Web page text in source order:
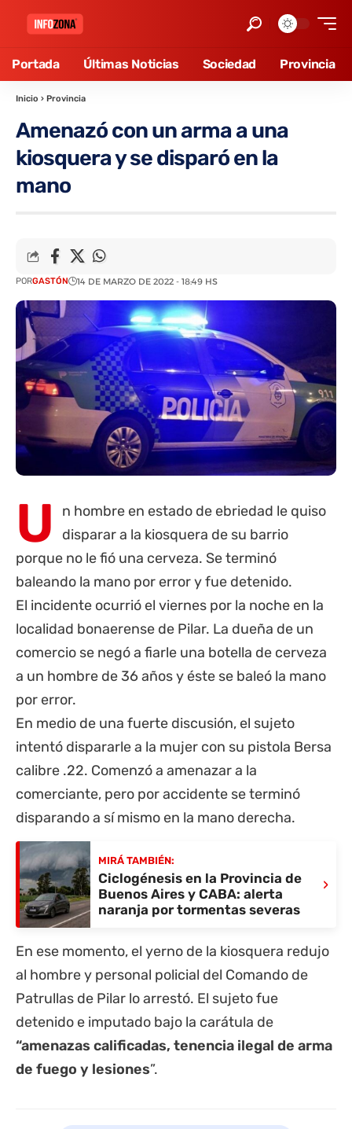
Portada Últimas Noticias Sociedad Provincia
Inicio › Provincia
Amenazó con un arma a una
kiosquera y se disparó en la
mano
PORGASTÓN 14 DE MARZO DE 2022 - 18:49 HS
U
n hombre en estado de ebriedad le quiso
disparar a la kiosquera de su barrio
porque no le fió una cerveza. Se terminó
baleando la mano por error y fue detenido.
El incidente ocurrió el viernes por la noche en la
localidad bonaerense de Pilar. La dueña de un
comercio se negó a fiarle una botella de cerveza
a un hombre de 36 años y éste se baleó la mano
por error.
En medio de una fuerte discusión, el sujeto
intentó dispararle a la mujer con su pistola Bersa
calibre .22. Comenzó a amenazar a la
comerciante, pero por accidente se terminó
disparando a sí mismo en la mano derecha.
MIRÁ TAMBIÉN:
Ciclogénesis en la Provincia de
Buenos Aires y CABA: alerta
naranja por tormentas severas
›
En ese momento, el yerno de la kiosquera redujo
al hombre y personal policial del Comando de
Patrullas de Pilar lo arrestó. El sujeto fue
detenido e imputado bajo la carátula de
“amenazas calificadas, tenencia ilegal de arma
de fuego y lesiones”.